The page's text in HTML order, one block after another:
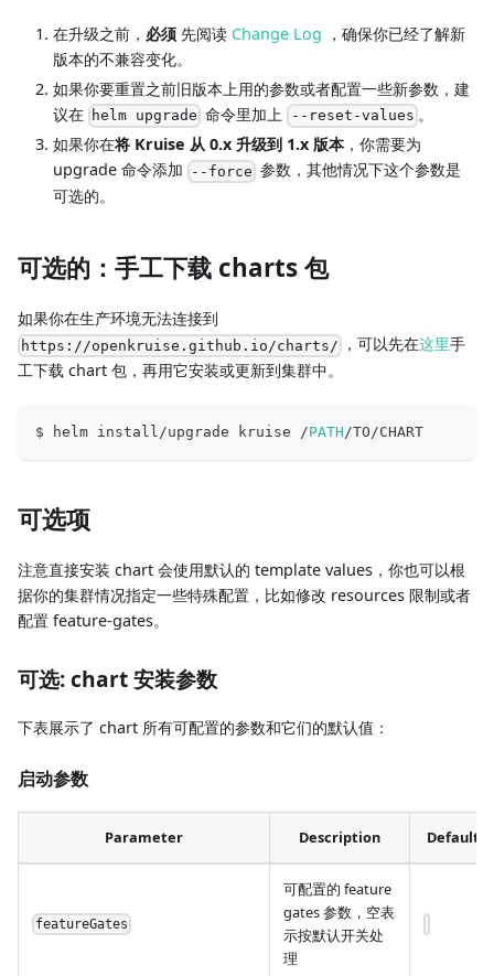
在升级之前， 必须 先阅读 Change Log ，确保你已经了解新
版本的不兼容变化。
如果你要重置之前旧版本上用的参数或者配置一些新参数，建
议在 helm upgrade 命令里加上 --reset-values 。
如果你在将 Kruise 从 0.x 升级到 1.x 版本，你需要为
upgrade 命令添加
--force 参数，其他情况下这个参数是
可选的。
可选的：手工下载 charts 包
如果你在生产环境无法连接到
https://openkruise.github.io/charts/ ，可以先在这里手
工下载 chart 包，再用它安装或更新到集群中。
$ helm install/upgrade kruise /PATH /TO/CHART
可选项
注意直接安装 chart 会使用默认的 template values，你也可以根
据你的集群情况指定一些特殊配置，比如修改 resources 限制或者
配置 feature-gates。
可选: chart 安装参数
下表展示了 chart 所有可配置的参数和它们的默认值：
启动参数
Parameter Description Default
featureGates
可配置的 feature
gates 参数，空表
示按默认开关处
理